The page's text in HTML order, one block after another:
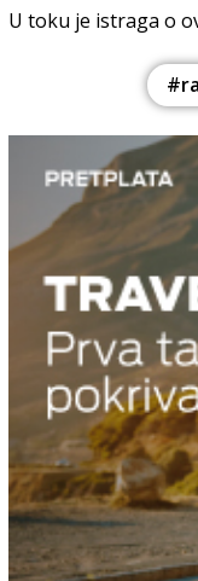
U toku je istraga o